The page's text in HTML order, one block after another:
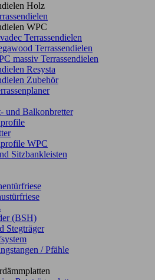
Holz
WPC
Terrassendielen
Terrassendielen
massiv Terrassendielen
Resysta
Zubehör
und Balkonbretter
WPC
Sitzbankleisten
(BSH)
Stegträger
/ Pfähle